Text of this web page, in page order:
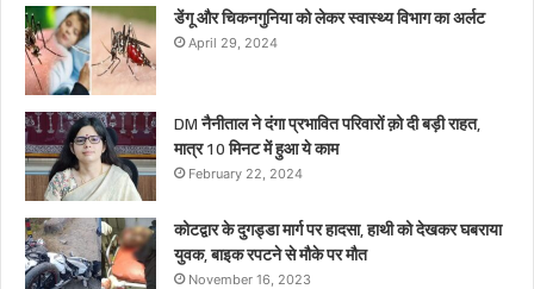
डेंगू और चिकनगुनिया को लेकर स्वास्थ्य विभाग का अर्लट
April 29, 2024
DM नैनीताल ने दंगा प्रभावित परिवारों क़ो दी बड़ी राहत,
मात्र 10 मिनट में हुआ ये काम
February 22, 2024
कोटद्वार के दुगड्डा मार्ग पर हादसा, हाथी को देखकर घबराया
युवक, बाइक रपटने से मौके पर मौत
November 16, 2023